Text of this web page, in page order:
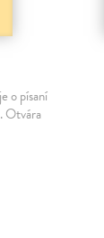
o písaní
Otvára